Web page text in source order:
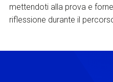
mettendoti alla prova e
riflessione durante il